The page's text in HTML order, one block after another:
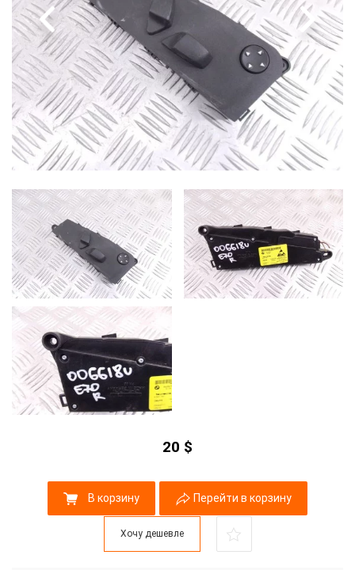
20 $
В корзину Перейти в корзину
Хочу дешевле